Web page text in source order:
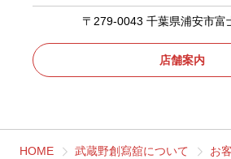
〒279-0043 千葉県浦安市富
店舗案内
HOME 武蔵野創寫舘について
お